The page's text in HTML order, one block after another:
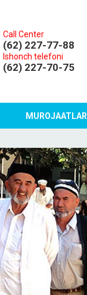
Call Center
(62) 227-77-88
Ishonch telefoni
(62) 227-70-75
MUROJAATLAR